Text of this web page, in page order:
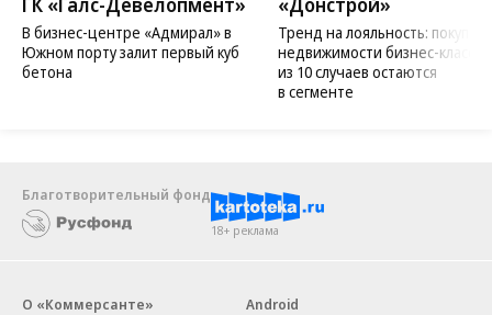
В бизнес-центре «Адмирал» в
Южном порту залит первый куб
бетона
Тренд на лояльность:
недвижимости бизнес-класса
из 10 случаев остаются
в сегменте
Благотворительный фонд
18+ реклама
О «Коммерсанте»
Android